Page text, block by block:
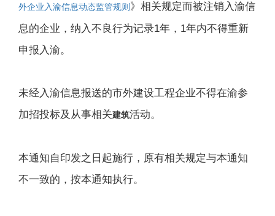
外企业入渝信息动态监管规则 》相关规定而被注销入渝信
息的企业，纳入不良行为记录1年，1年内不得重新
申报入渝。
未经入渝信息报送的市外建设工程企业不得在渝参
加招投标及从事相关建筑活动。
本通知自印发之日起施行，原有相关规定与本通知
不一致的，按本通知执行。